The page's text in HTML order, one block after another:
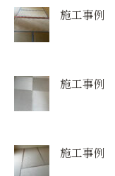
施工事例
施工事例
施工事例